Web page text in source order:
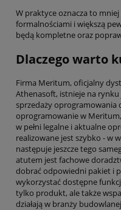
W praktyce oznacza to
formalnościami i większą
będą kompletne oraz
Dlaczego warto
Firma Meritum, oficjalny
Athenasoft, istnieje na rynku
sprzedaży oprogramowania
oprogramowanie w
w pełni legalne i aktualne
realizowane jest szybko - w
następuje jeszcze tego
atutem jest fachowe
dobrać odpowiedni pakiet i
wykorzystać dostępne
tylko produkt, ale także
działają w branży